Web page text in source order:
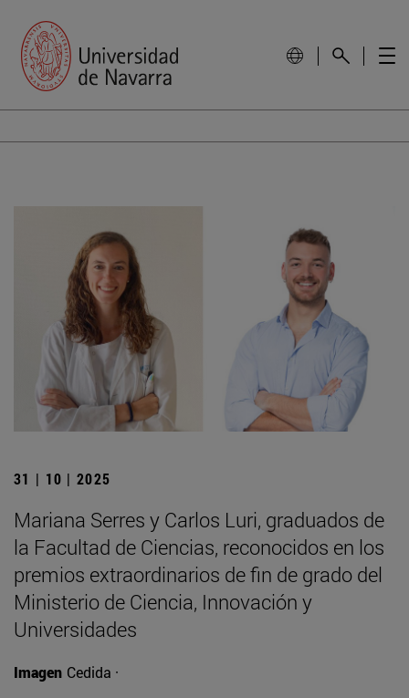
31 | 10 | 2025
Mariana Serres y Carlos Luri, graduados de
la Facultad de Ciencias, reconocidos en los
premios extraordinarios de fin de grado del
Ministerio de Ciencia, Innovación y
Universidades
Imagen Cedida ·